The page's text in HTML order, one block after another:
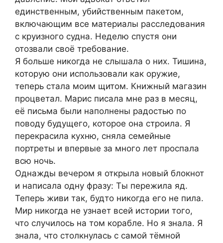
единственным, убийственным пакетом,
включающим все материалы расследования
с круизного судна. Неделю спустя они
отозвали своё требование.
Я больше никогда не слышала о них. Тишина,
которую они использовали как оружие,
теперь стала моим щитом. Книжный магазин
процветал. Марис писала мне раз в месяц,
её письма были наполнены радостью по
поводу будущего, которое она строила. Я
перекрасила кухню, сняла семейные
портреты и впервые за много лет проспала
всю ночь.
Однажды вечером я открыла новый блокнот
и написала одну фразу: Ты пережила яд.
Теперь живи так, будто никогда его не пила.
Мир никогда не узнает всей истории того,
что случилось на том корабле. Но я знала. Я
знала, что столкнулась с самой тёмной